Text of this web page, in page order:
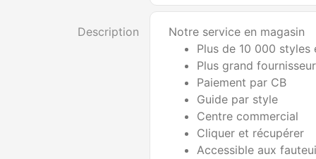
Description
Notre service en magasin
Plus de 10 000 styles
Plus grand
Paiement par CB
Guide par style
Centre commercial
Cliquer et récupérer
Accessible aux